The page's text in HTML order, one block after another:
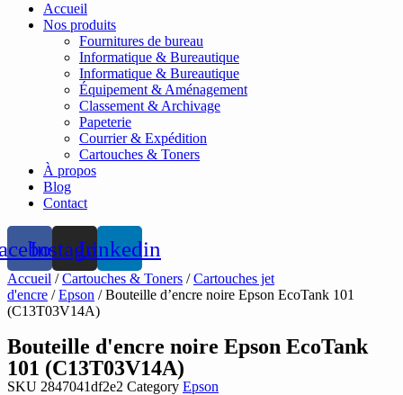
Accueil
Nos produits
Fournitures de bureau
Informatique & Bureautique
Informatique & Bureautique
Équipement & Aménagement
Classement & Archivage
Papeterie
Courrier & Expédition
Cartouches & Toners
À propos
Blog
Contact
InstagramLinkedin
Accueil /Cartouches & Toners /Cartouches jet
d'encre /Epson / Bouteille d’encre noire Epson EcoTank 101
(C13T03V14A)
Bouteille d'encre noire Epson EcoTank
101 (C13T03V14A)
SKU 2847041df2e2 Category Epson